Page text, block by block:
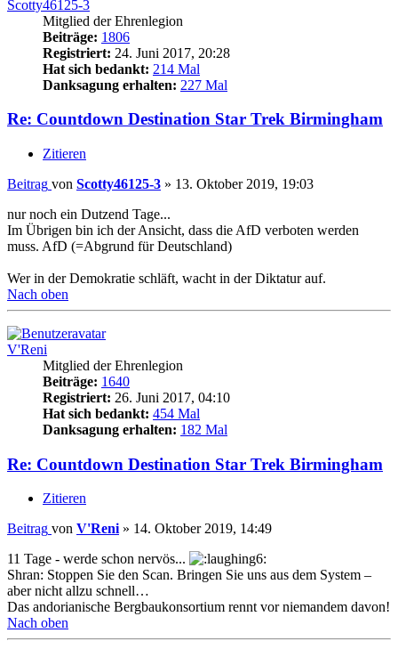
Scotty46125-3
Mitglied der Ehrenlegion
Beiträge: 1806
Registriert: 24. Juni 2017, 20:28
Hat sich bedankt: 214 Mal
Danksagung erhalten: 227 Mal
Re: Countdown Destination Star Trek Birmingham
Zitieren
Beitrag von Scotty46125-3 » 13. Oktober 2019, 19:03
nur noch ein Dutzend Tage...
Im Übrigen bin ich der Ansicht, dass die AfD verboten werden
muss. AfD (=Abgrund für Deutschland)
Wer in der Demokratie schläft, wacht in der Diktatur auf.
Nach oben
V'Reni
Mitglied der Ehrenlegion
Beiträge: 1640
Registriert: 26. Juni 2017, 04:10
Hat sich bedankt: 454 Mal
Danksagung erhalten: 182 Mal
Re: Countdown Destination Star Trek Birmingham
Zitieren
Beitrag von V'Reni » 14. Oktober 2019, 14:49
11 Tage - werde schon nervös...
Shran: Stoppen Sie den Scan. Bringen Sie uns aus dem System –
aber nicht allzu schnell…
Das andorianische Bergbaukonsortium rennt vor niemandem davon!
Nach oben